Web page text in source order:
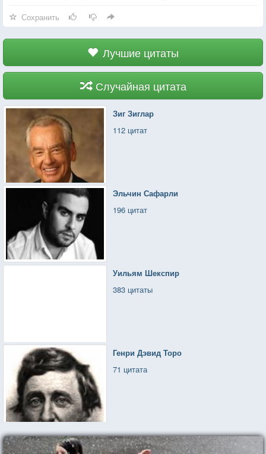
Сохранить
Лучшие цитаты
Случайная цитата
Зиг Зиглар
112 цитат
Эльчин Сафарли
196 цитат
Уильям Шекспир
383 цитаты
Генри Дэвид Торо
71 цитата